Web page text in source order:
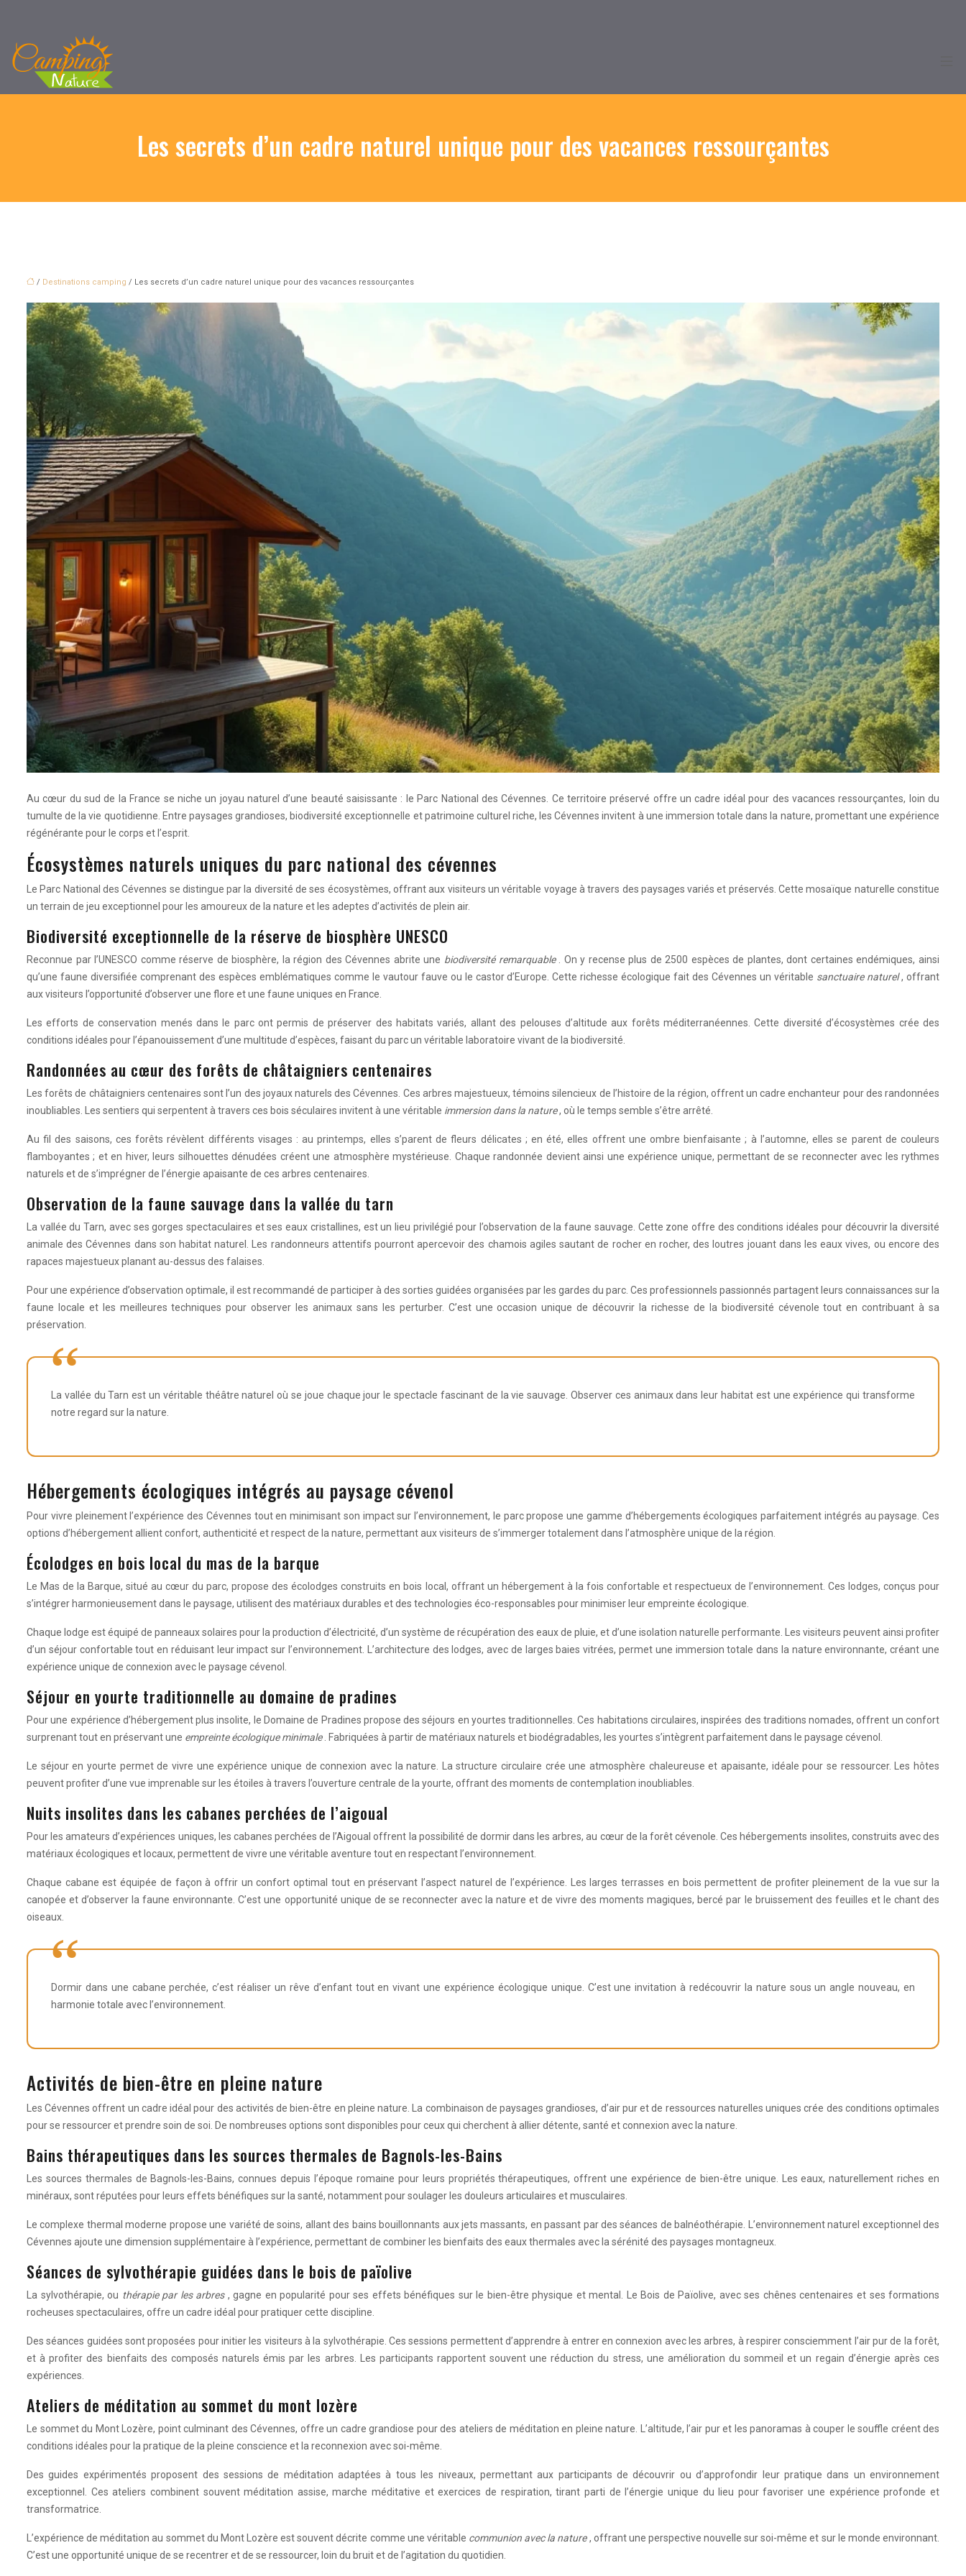
Les secrets d’un cadre naturel unique pour des vacances ressourçantes
/ Destinations camping / Les secrets d’un cadre naturel unique pour des vacances ressourçantes
Au cœur du sud de la France se niche un joyau naturel d’une beauté saisissante : le Parc National des Cévennes. Ce territoire préservé offre un cadre idéal pour des vacances ressourçantes, loin du
tumulte de la vie quotidienne. Entre paysages grandioses, biodiversité exceptionnelle et patrimoine culturel riche, les Cévennes invitent à une immersion totale dans la nature, promettant une expérience
régénérante pour le corps et l’esprit.
Écosystèmes naturels uniques du parc national des cévennes
Le Parc National des Cévennes se distingue par la diversité de ses écosystèmes, offrant aux visiteurs un véritable voyage à travers des paysages variés et préservés. Cette mosaïque naturelle constitue
un terrain de jeu exceptionnel pour les amoureux de la nature et les adeptes d’activités de plein air.
Biodiversité exceptionnelle de la réserve de biosphère UNESCO
Reconnue par l’UNESCO comme réserve de biosphère, la région des Cévennes abrite une biodiversité remarquable . On y recense plus de 2500 espèces de plantes, dont certaines endémiques, ainsi
qu’une faune diversifiée comprenant des espèces emblématiques comme le vautour fauve ou le castor d’Europe. Cette richesse écologique fait des Cévennes un véritable sanctuaire naturel, offrant
aux visiteurs l’opportunité d’observer une flore et une faune uniques en France.
Les efforts de conservation menés dans le parc ont permis de préserver des habitats variés, allant des pelouses d’altitude aux forêts méditerranéennes. Cette diversité d’écosystèmes crée des
conditions idéales pour l’épanouissement d’une multitude d’espèces, faisant du parc un véritable laboratoire vivant de la biodiversité.
Randonnées au cœur des forêts de châtaigniers centenaires
Les forêts de châtaigniers centenaires sont l’un des joyaux naturels des Cévennes. Ces arbres majestueux, témoins silencieux de l’histoire de la région, offrent un cadre enchanteur pour des randonnées
inoubliables. Les sentiers qui serpentent à travers ces bois séculaires invitent à une véritable immersion dans la nature, où le temps semble s’être arrêté.
Au fil des saisons, ces forêts révèlent différents visages : au printemps, elles s’parent de fleurs délicates ; en été, elles offrent une ombre bienfaisante ; à l’automne, elles se parent de couleurs
flamboyantes ; et en hiver, leurs silhouettes dénudées créent une atmosphère mystérieuse. Chaque randonnée devient ainsi une expérience unique, permettant de se reconnecter avec les rythmes
naturels et de s’imprégner de l’énergie apaisante de ces arbres centenaires.
Observation de la faune sauvage dans la vallée du tarn
La vallée du Tarn, avec ses gorges spectaculaires et ses eaux cristallines, est un lieu privilégié pour l’observation de la faune sauvage. Cette zone offre des conditions idéales pour découvrir la diversité
animale des Cévennes dans son habitat naturel. Les randonneurs attentifs pourront apercevoir des chamois agiles sautant de rocher en rocher, des loutres jouant dans les eaux vives, ou encore des
rapaces majestueux planant au-dessus des falaises.
Pour une expérience d’observation optimale, il est recommandé de participer à des sorties guidées organisées par les gardes du parc. Ces professionnels passionnés partagent leurs connaissances sur la
faune locale et les meilleures techniques pour observer les animaux sans les perturber. C’est une occasion unique de découvrir la richesse de la biodiversité cévenole tout en contribuant à sa
préservation.
La vallée du Tarn est un véritable théâtre naturel où se joue chaque jour le spectacle fascinant de la vie sauvage. Observer ces animaux dans leur habitat est une expérience qui transforme
notre regard sur la nature.
Hébergements écologiques intégrés au paysage cévenol
Pour vivre pleinement l’expérience des Cévennes tout en minimisant son impact sur l’environnement, le parc propose une gamme d’hébergements écologiques parfaitement intégrés au paysage. Ces
options d’hébergement allient confort, authenticité et respect de la nature, permettant aux visiteurs de s’immerger totalement dans l’atmosphère unique de la région.
Écolodges en bois local du mas de la barque
Le Mas de la Barque, situé au cœur du parc, propose des écolodges construits en bois local, offrant un hébergement à la fois confortable et respectueux de l’environnement. Ces lodges, conçus pour
s’intégrer harmonieusement dans le paysage, utilisent des matériaux durables et des technologies éco-responsables pour minimiser leur empreinte écologique.
Chaque lodge est équipé de panneaux solaires pour la production d’électricité, d’un système de récupération des eaux de pluie, et d’une isolation naturelle performante. Les visiteurs peuvent ainsi profiter
d’un séjour confortable tout en réduisant leur impact sur l’environnement. L’architecture des lodges, avec de larges baies vitrées, permet une immersion totale dans la nature environnante, créant une
expérience unique de connexion avec le paysage cévenol.
Séjour en yourte traditionnelle au domaine de pradines
Pour une expérience d’hébergement plus insolite, le Domaine de Pradines propose des séjours en yourtes traditionnelles. Ces habitations circulaires, inspirées des traditions nomades, offrent un confort
surprenant tout en préservant une empreinte écologique minimale. Fabriquées à partir de matériaux naturels et biodégradables, les yourtes s’intègrent parfaitement dans le paysage cévenol.
Le séjour en yourte permet de vivre une expérience unique de connexion avec la nature. La structure circulaire crée une atmosphère chaleureuse et apaisante, idéale pour se ressourcer. Les hôtes
peuvent profiter d’une vue imprenable sur les étoiles à travers l’ouverture centrale de la yourte, offrant des moments de contemplation inoubliables.
Nuits insolites dans les cabanes perchées de l’aigoual
Pour les amateurs d’expériences uniques, les cabanes perchées de l’Aigoual offrent la possibilité de dormir dans les arbres, au cœur de la forêt cévenole. Ces hébergements insolites, construits avec des
matériaux écologiques et locaux, permettent de vivre une véritable aventure tout en respectant l’environnement.
Chaque cabane est équipée de façon à offrir un confort optimal tout en préservant l’aspect naturel de l’expérience. Les larges terrasses en bois permettent de profiter pleinement de la vue sur la
canopée et d’observer la faune environnante. C’est une opportunité unique de se reconnecter avec la nature et de vivre des moments magiques, bercé par le bruissement des feuilles et le chant des
oiseaux.
Dormir dans une cabane perchée, c’est réaliser un rêve d’enfant tout en vivant une expérience écologique unique. C’est une invitation à redécouvrir la nature sous un angle nouveau, en
harmonie totale avec l’environnement.
Activités de bien-être en pleine nature
Les Cévennes offrent un cadre idéal pour des activités de bien-être en pleine nature. La combinaison de paysages grandioses, d’air pur et de ressources naturelles uniques crée des conditions optimales
pour se ressourcer et prendre soin de soi. De nombreuses options sont disponibles pour ceux qui cherchent à allier détente, santé et connexion avec la nature.
Bains thérapeutiques dans les sources thermales de Bagnols-les-Bains
Les sources thermales de Bagnols-les-Bains, connues depuis l’époque romaine pour leurs propriétés thérapeutiques, offrent une expérience de bien-être unique. Les eaux, naturellement riches en
minéraux, sont réputées pour leurs effets bénéfiques sur la santé, notamment pour soulager les douleurs articulaires et musculaires.
Le complexe thermal moderne propose une variété de soins, allant des bains bouillonnants aux jets massants, en passant par des séances de balnéothérapie. L’environnement naturel exceptionnel des
Cévennes ajoute une dimension supplémentaire à l’expérience, permettant de combiner les bienfaits des eaux thermales avec la sérénité des paysages montagneux.
Séances de sylvothérapie guidées dans le bois de païolive
La sylvothérapie, ou thérapie par les arbres , gagne en popularité pour ses effets bénéfiques sur le bien-être physique et mental. Le Bois de Païolive, avec ses chênes centenaires et ses formations
rocheuses spectaculaires, offre un cadre idéal pour pratiquer cette discipline.
Des séances guidées sont proposées pour initier les visiteurs à la sylvothérapie. Ces sessions permettent d’apprendre à entrer en connexion avec les arbres, à respirer consciemment l’air pur de la forêt,
et à profiter des bienfaits des composés naturels émis par les arbres. Les participants rapportent souvent une réduction du stress, une amélioration du sommeil et un regain d’énergie après ces
expériences.
Ateliers de méditation au sommet du mont lozère
Le sommet du Mont Lozère, point culminant des Cévennes, offre un cadre grandiose pour des ateliers de méditation en pleine nature. L’altitude, l’air pur et les panoramas à couper le souffle créent des
conditions idéales pour la pratique de la pleine conscience et la reconnexion avec soi-même.
Des guides expérimentés proposent des sessions de méditation adaptées à tous les niveaux, permettant aux participants de découvrir ou d’approfondir leur pratique dans un environnement
exceptionnel. Ces ateliers combinent souvent méditation assise, marche méditative et exercices de respiration, tirant parti de l’énergie unique du lieu pour favoriser une expérience profonde et
transformatrice.
L’expérience de méditation au sommet du Mont Lozère est souvent décrite comme une véritable communion avec la nature, offrant une perspective nouvelle sur soi-même et sur le monde environnant.
C’est une opportunité unique de se recentrer et de se ressourcer, loin du bruit et de l’agitation du quotidien.